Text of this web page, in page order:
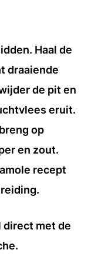
Haal de
draaiende
de pit en
eruit.
op
en zout.
recept
direct met de